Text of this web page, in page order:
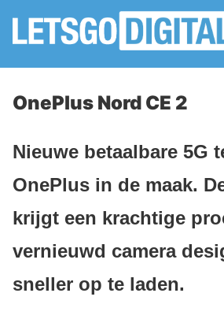
OnePlus Nord CE 2
Nieuwe betaalbare 5G
OnePlus in de maak.
krijgt een krachtige
vernieuwd camera
sneller op te laden.